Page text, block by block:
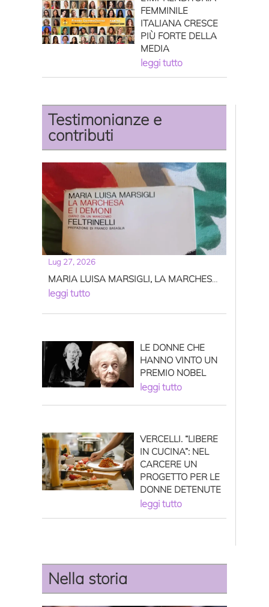
FEMMINILE
ITALIANA CRESCE
PIÙ FORTE DELLA
MEDIA
leggi tutto
Testimonianze e
contributi
Lug 27, 2026
MARIA LUISA MARSIGLI, LA MARCHESA
E I DEMONI
leggi tutto
LE DONNE CHE
HANNO VINTO UN
PREMIO NOBEL
leggi tutto
VERCELLI. “LIBERE
IN CUCINA”: NEL
CARCERE UN
PROGETTO PER LE
DONNE DETENUTE
leggi tutto
Nella storia